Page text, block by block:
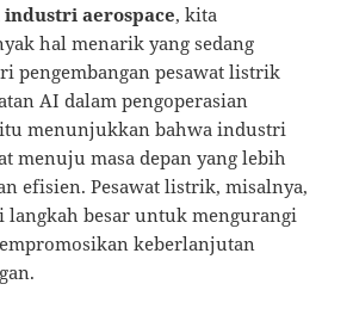
aerospace, kita
hal menarik yang sedang
pengembangan pesawat listrik
AI dalam pengoperasian
itu menunjukkan bahwa industri
menuju masa depan yang lebih
efisien. Pesawat listrik, misalnya,
langkah besar untuk mengurangi
keberlanjutan